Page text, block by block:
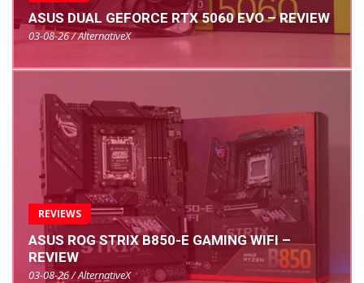
ASUS DUAL GEFORCE RTX 5060 EVO – REVIEW
03-08-26 / AlternativeX
REVIEWS
ASUS ROG STRIX B850-E GAMING WIFI –
REVIEW
03-08-26 / AlternativeX